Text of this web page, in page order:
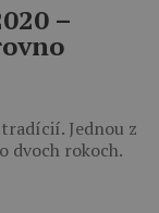
–
Jednou z
dvoch rokoch.